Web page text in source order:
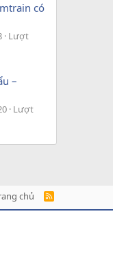
có
Lượt
–
Lượt
chủ
R